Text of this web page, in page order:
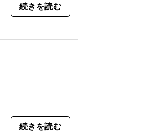
続きを読む
続きを読む